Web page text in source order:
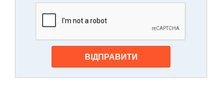
ВІДПРАВИТИ